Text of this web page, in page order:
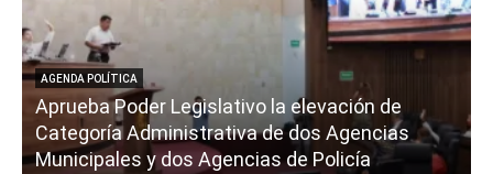
AGENDA POLÍTICA
Aprueba Poder Legislativo la elevación de
Categoría Administrativa de dos Agencias
Municipales y dos Agencias de Policía